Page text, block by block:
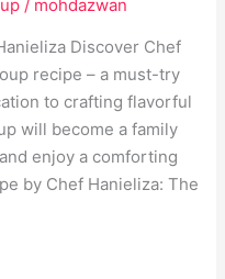
/ mohdazwan
Discover Chef
recipe – a must-try
to crafting flavorful
will become a family
enjoy a comforting
by Chef Hanieliza: The